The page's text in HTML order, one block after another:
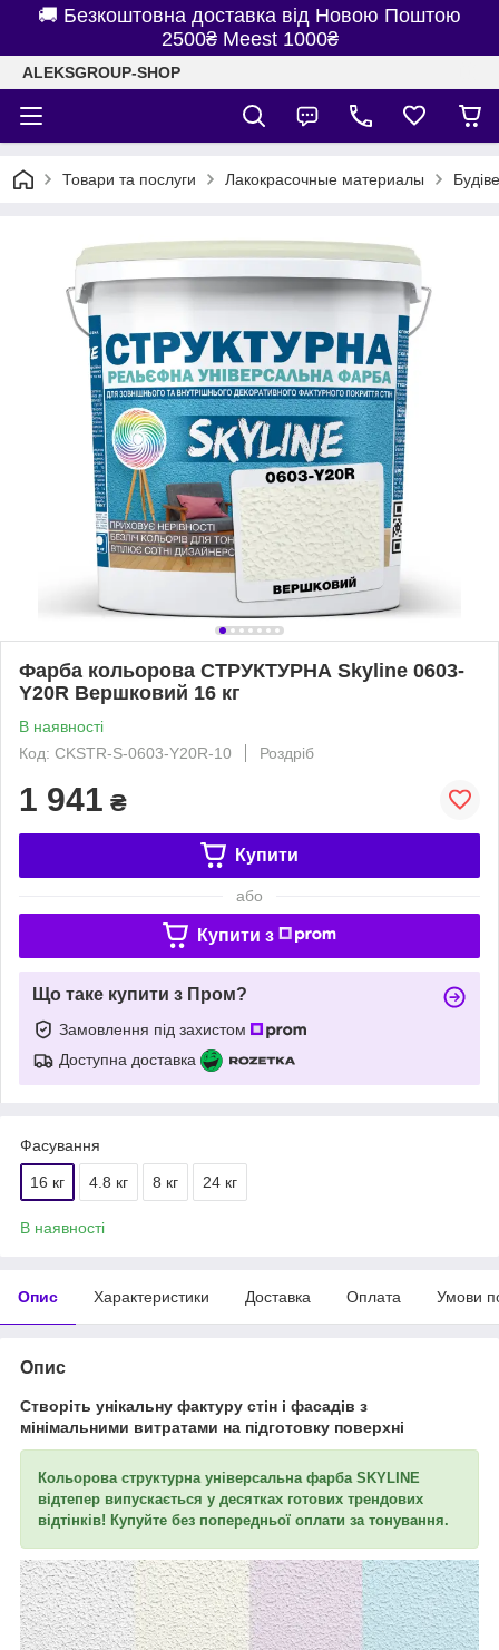
🚚 Безкоштовна доставка від Новою Поштою
2500₴ Meest 1000₴
ALEKSGROUP-SHOP
Товари та послуги Лакокрасочные материалы
Фарба кольорова СТРУКТУРНА Skyline 0603-
Y20R Вершковий 16 кг
В наявності
Код: CKSTR-S-0603-Y20R-10
Роздріб
1 941 ₴
Купити
або
Купити з
Що таке купити з Пром?
Замовлення під захистом
Доступна доставка
Фасування
16 кг 4.8 кг 8 кг 24 кг
В наявності
Опис Характеристики Доставка Оплата Умови
Опис
Створіть унікальну фактуру стін і фасадів з
мінімальними витратами на підготовку поверхні
Кольорова структурна універсальна фарба SKYLINE
відтепер випускається у десятках готових трендових
відтінків! Купуйте без попередньої оплати за тонування.